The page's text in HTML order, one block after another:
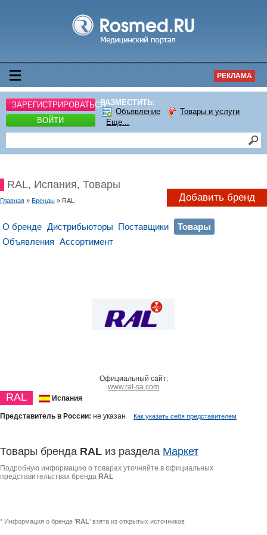
РЕКЛАМА
ЗАРЕГИСТРИРОВАТЬСЯ
ВОЙТИ
РАЗМЕСТИТЬ:
Объявление
Товары и услуги
Еще...
RAL, Испания, Товары
Главная » Бренды » RAL Добавить бренд
О бренде Дистрибьюторы Поставщики
Товары
Объявления Ассортимент
Официальный сайт:
www.ral-sa.com
RAL Испания
Представитель в России: не указан Как указать себя представителем
Товары бренда RAL из раздела Маркет
Подробную информацию о товарах уточняйте в официальных
представительствах бренда RAL
* Информация о бренде 'RAL' взята из открытых источников